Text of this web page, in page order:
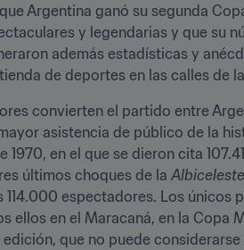
Argentina ganó su segunda
y legendarias y que su
además estadísticas y
de deportes en las calles de
convierten el partido entre
asistencia de público de la
1970, en el que se dieron cita
últimos choques de la Albiceleste
114.000 espectadores. Los
ellos en el Maracaná, en la Copa
que no puede